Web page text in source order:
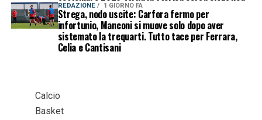
REDAZIONE 1 GIORNO FA
Strega, nodo uscite: Carfora fermo per
infortunio, Manconi si muove solo dopo aver
sistemato la trequarti. Tutto tace per Ferrara,
Celia e Cantisani
Calcio
Basket